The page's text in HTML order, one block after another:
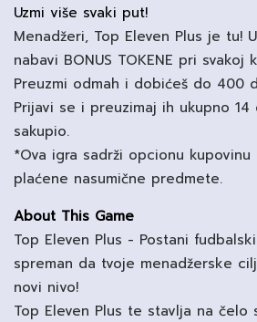
Uzmi više svaki put!
Menadžeri, Top Eleven Plus je tu!
nabavi BONUS TOKENE pri svakoj
Preuzmi odmah i dobićeš do 400
Prijavi se i preuzimaj ih ukupno
sakupio.
*Ova igra sadrži opcionu
plaćene nasumične predmete.
About This Game
Top Eleven Plus - Postani
spreman da tvoje menadžerske
novi nivo!
Top Eleven Plus te stavlja na čelo